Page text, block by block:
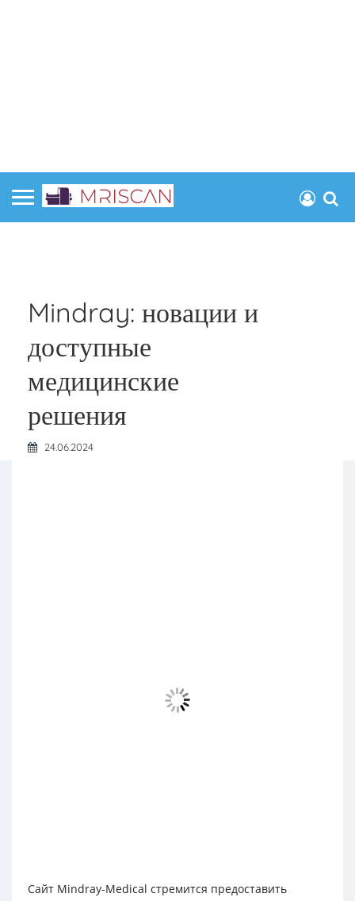
Mindray: новации и
доступные
медицинские
решения
24.06.2024
Сайт Mindray-Medical стремится предоставить